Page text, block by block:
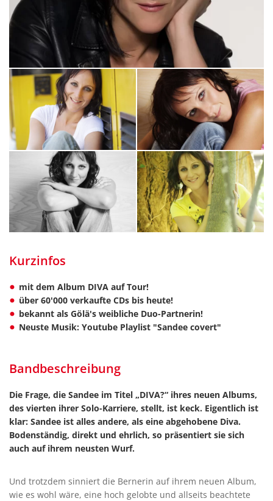
Kurzinfos
mit dem Album DIVA auf Tour!
über 60'000 verkaufte CDs bis heute!
bekannt als Gölä's weibliche Duo-Partnerin!
Neuste Musik: Youtube Playlist "Sandee covert"
Bandbeschreibung
Die Frage, die Sandee im Titel „DIVA?“ ihres neuen Albums,
des vierten ihrer Solo-Karriere, stellt, ist keck. Eigentlich ist
klar: Sandee ist alles andere, als eine abgehobene Diva.
Bodenständig, direkt und ehrlich, so präsentiert sie sich
auch auf ihrem neusten Wurf.
Und trotzdem sinniert die Bernerin auf ihrem neuen Album,
wie es wohl wäre, eine hoch gelobte und allseits beachtete